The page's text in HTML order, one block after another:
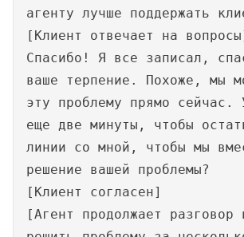
агенту лучше поддержать
[Клиент отвечает на
Спасибо! Я все записал,
ваше терпение. Похоже, мы
эту проблему прямо сейчас.
еще две минуты, чтобы
линии со мной, чтобы мы
решение вашей проблемы?
[Клиент согласен]
[Агент продолжает разговор